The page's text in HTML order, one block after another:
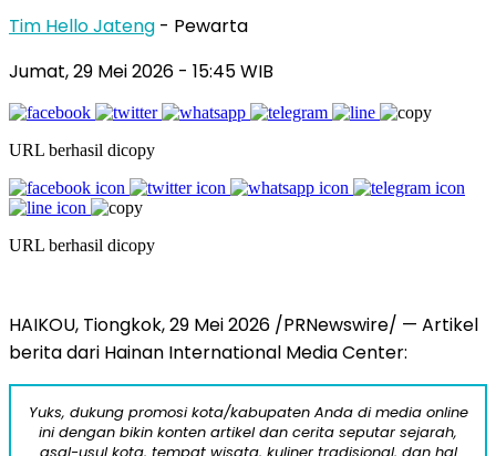
Tim Hello Jateng - Pewarta
Jumat, 29 Mei 2026 - 15:45 WIB
URL berhasil dicopy
URL berhasil dicopy
HAIKOU, Tiongkok, 29 Mei 2026 /PRNewswire/ — Artikel
berita dari Hainan International Media Center:
Yuks, dukung promosi kota/kabupaten Anda di media online
ini dengan bikin konten artikel dan cerita seputar sejarah,